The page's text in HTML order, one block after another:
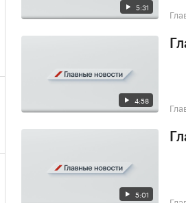
5:31
4:58
5:01